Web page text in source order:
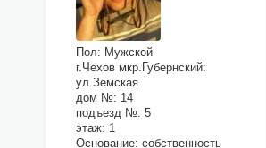
Пол: Мужской
г.Чехов мкр.Губернский:
ул.Земская
дом №: 14
подъезд №: 5
этаж: 1
Основание: собственность